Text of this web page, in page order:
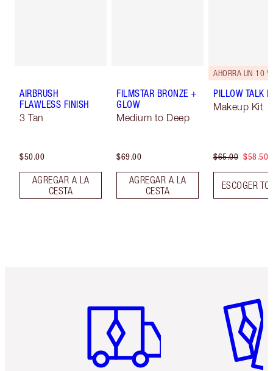
AIRBRUSH
FLAWLESS FINISH
3 Tan
$50.00
AGREGAR A LA
CESTA
FILMSTAR BRONZE +
GLOW
Medium to Deep
$69.00
AGREGAR A LA
CESTA
AHORRA UN 10 %
PILLOW TALK
Makeup Kit
$65.00 $58.50
ESCOGER